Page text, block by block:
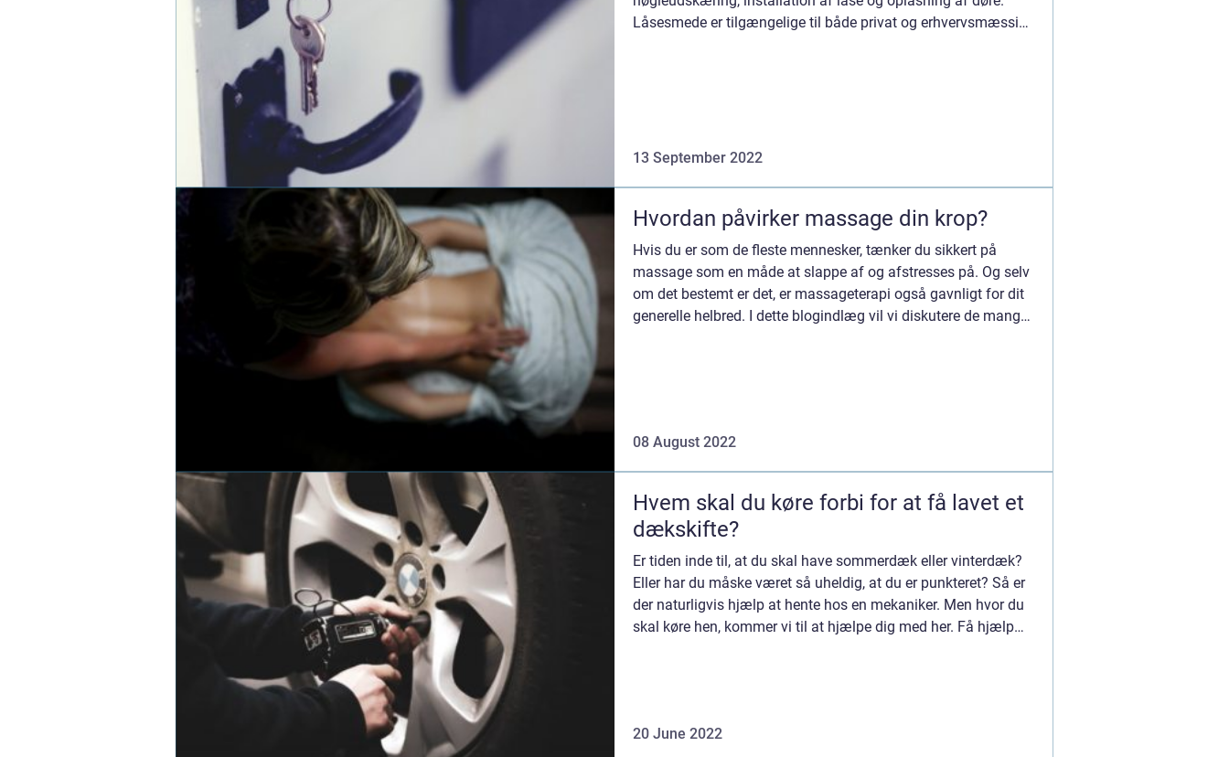
Låsesmede er tilgængelige til både privat og erhvervsmæssig
13 September 2022
Hvordan påvirker massage din krop?
Hvis du er som de fleste mennesker, tænker du sikkert på
massage som en måde at slappe af og afstresses på. Og selv
om det bestemt er det, er massageterapi også gavnligt for dit
generelle helbred. I dette blogindlæg vil vi diskutere de mange
08 August 2022
Hvem skal du køre forbi for at få lavet et
dækskifte?
Er tiden inde til, at du skal have sommerdæk eller vinterdæk?
Eller har du måske været så uheldig, at du er punkteret? Så er
der naturligvis hjælp at hente hos en mekaniker. Men hvor du
skal køre hen, kommer vi til at hjælpe dig med her. Få hjælp
20 June 2022